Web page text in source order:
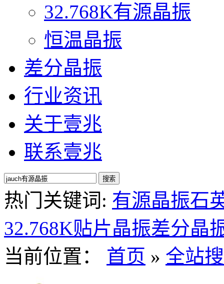
32.768K有源晶振
恒温晶振
差分晶振
行业资讯
关于壹兆
联系壹兆
热门关键词: 有源晶振石
32.768K贴片晶振差分晶
当前位置：
首页 » 全站